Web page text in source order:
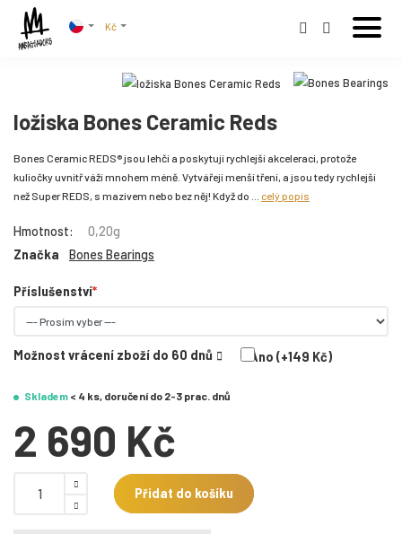
Kč
ložiska Bones Ceramic Reds
Bones Ceramic REDS® jsou lehčí a poskytují rychlejší akceleraci, protože
kuliočky uvnitř váží mnohem méně. Vytvářejí menší tření, a jsou tedy rychlejší
než Super REDS, s mazivem nebo bez něj! Když do ... celý popis
Hmotnost:
0,20g
Značka
Bones Bearings
Příslušenství
Možnost vrácení zboží do 60 dnů Ano (+149 Kč)
Skladem < 4 ks, doručení do 2-3 prac. dnů
2 690 Kč
Přidat do košíku